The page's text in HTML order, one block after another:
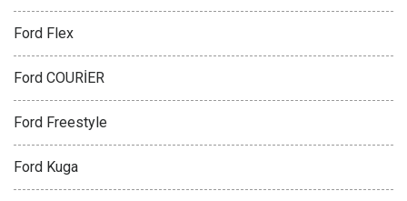
Ford Flex
Ford COURİER
Ford Freestyle
Ford Kuga